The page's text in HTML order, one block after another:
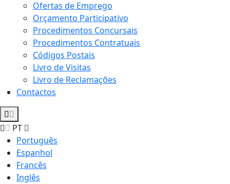
Ofertas de Emprego
Orçamento Participativo
Procedimentos Concursais
Procedimentos Contratuais
Códigos Postais
Livro de Visitas
Livro de Reclamações
Contactos
PT
Português
Espanhol
Francês
Inglês